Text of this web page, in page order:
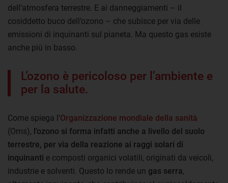
dell’atmosfera terrestre. E ai danneggiamenti – il
cosiddetto buco dell’ozono – che subisce per via delle
emissioni di inquinanti sul pianeta. Ma questo gas esiste
anche più in basso.
L’ozono è pericoloso per l’ambiente e
per la salute.
Come spiega l’Organizzazione mondiale della sanità
(Oms), l’ozono si forma infatti anche a livello del suolo
terrestre, per via della reazione ai raggi solari di
inquinanti e composti organici volatili, originati da veicoli,
industrie e solventi. Questo lo rende un gas serra,